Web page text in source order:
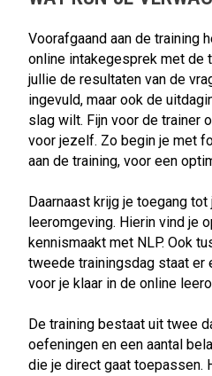
Voorafgaand aan de training
online intakegesprek met de
jullie de resultaten van de
ingevuld, maar ook de
slag wilt. Fijn voor de trainer
voor jezelf. Zo begin je met
aan de training, voor een
Daarnaast krijg je toegang
leeromgeving. Hierin vind je
kennismaakt met NLP. Ook
tweede trainingsdag staat er
voor je klaar in de online
De training bestaat uit twee
oefeningen en een aantal
die je direct gaat toepassen.